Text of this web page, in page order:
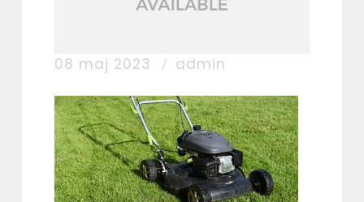
08 maj 2023 admin